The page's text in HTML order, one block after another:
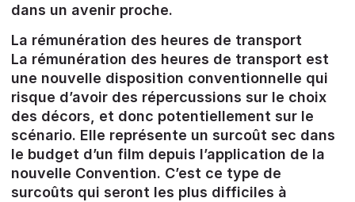
dans un avenir proche.
La rémunération des heures de transport
La rémunération des heures de transport est
une nouvelle disposition conventionnelle qui
risque d’avoir des répercussions sur le choix
des décors, et donc potentiellement sur le
scénario. Elle représente un surcoût sec dans
le budget d’un film depuis l’application de la
nouvelle Convention. C’est ce type de
surcoûts qui seront les plus difficiles à